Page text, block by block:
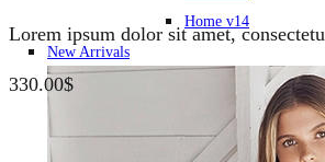
Home v14
New Arrivals
Lorem ipsum dolor sit amet,
330.00$